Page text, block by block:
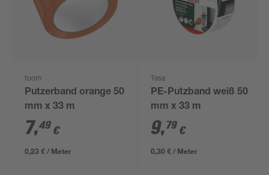
toom
Putzerband orange 50
mm x 33 m
7,49 €
0,23 € / Meter
Tesa
PE-Putzband weiß 50
mm x 33 m
9,79 €
0,30 € / Meter